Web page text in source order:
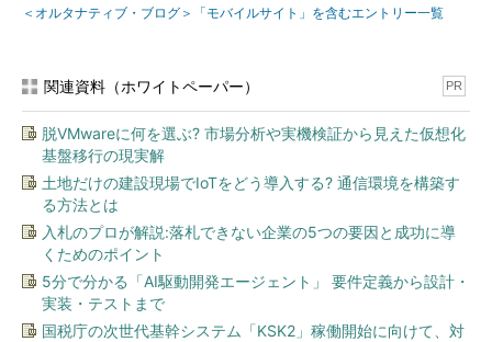
＜オルタナティブ・ブログ＞「モバイルサイト」を含むエントリー一覧
関連資料（ホワイトペーパー） PR
脱VMwareに何を選ぶ? 市場分析や実機検証から見えた仮想化
基盤移行の現実解
土地だけの建設現場でIoTをどう導入する? 通信環境を構築す
る方法とは
入札のプロが解説:落札できない企業の5つの要因と成功に導
くためのポイント
5分で分かる「AI駆動開発エージェント」 要件定義から設計・
実装・テストまで
国税庁の次世代基幹システム「KSK2」稼働開始に向けて、対